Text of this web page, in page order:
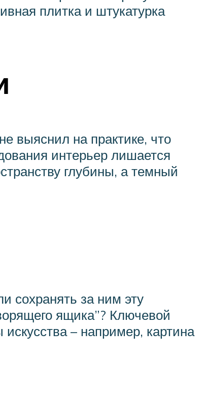
плитка и штукатурка
выяснил на практике, что
интерьер лишается
глубины, а темный
сохранять за ним эту
ящика”? Ключевой
– например, картина